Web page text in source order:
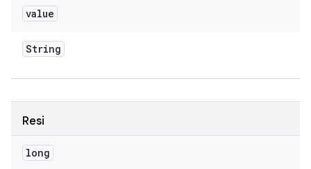
value
String
Resi
long